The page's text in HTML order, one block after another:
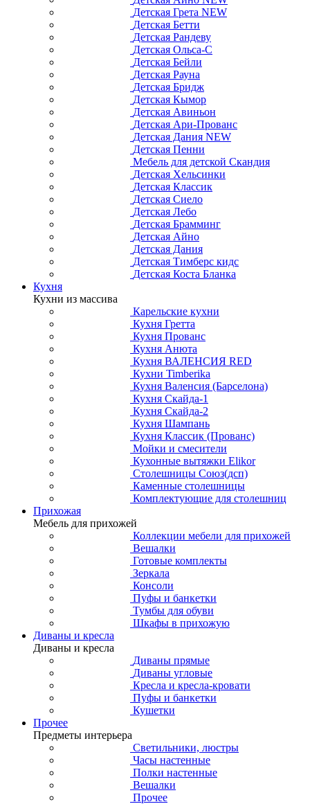
Детская Грета NEW
Детская Бетти
Детская Рандеву
Детская Ольса-С
Детская Бейли
Детская Рауна
Детская Бридж
Детская Кымор
Детская Авиньон
Детская Ари-Прованс
Детская Дания NEW
Детская Пенни
Мебель для детской Скандия
Детская Хельсинки
Детская Классик
Детская Сиело
Детская Лебо
Детская Брамминг
Детская Айно
Детская Дания
Детская Тимберс кидс
Детская Коста Бланка
Кухня
Кухни из массива
Карельские кухни
Кухня Гретта
Кухня Прованс
Кухня Анюта
Кухня ВАЛЕНСИЯ RED
Кухни Timberika
Кухня Валенсия (Барселона)
Кухня Скайда-1
Кухня Скайда-2
Кухня Шампань
Кухня Классик (Прованс)
Мойки и смесители
Кухонные вытяжки Elikor
Столешницы Союз(дсп)
Каменные столешницы
Комплектующие для столешниц
Прихожая
Мебель для прихожей
Коллекции мебели для прихожей
Вешалки
Готовые комплекты
Зеркала
Консоли
Пуфы и банкетки
Тумбы для обуви
Шкафы в прихожую
Диваны и кресла
Диваны и кресла
Диваны прямые
Диваны угловые
Кресла и кресла-кровати
Пуфы и банкетки
Кушетки
Прочее
Предметы интерьера
Светильники, люстры
Часы настенные
Полки настенные
Вешалки
Прочее